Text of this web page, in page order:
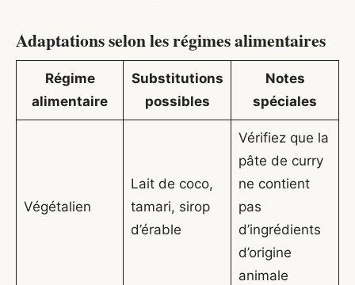
Adaptations selon les régimes alimentaires
Régime
alimentaire
Substitutions
possibles
Notes
spéciales
Végétalien
Lait de coco,
tamari, sirop
d’érable
Vérifiez que la
pâte de curry
ne contient
pas
d’ingrédients
d’origine
animale